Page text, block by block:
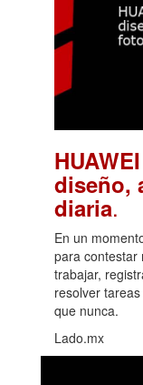
diseño,
diaria.
En un
para contestar
trabajar,
resolver
que nunca.
Lado.mx